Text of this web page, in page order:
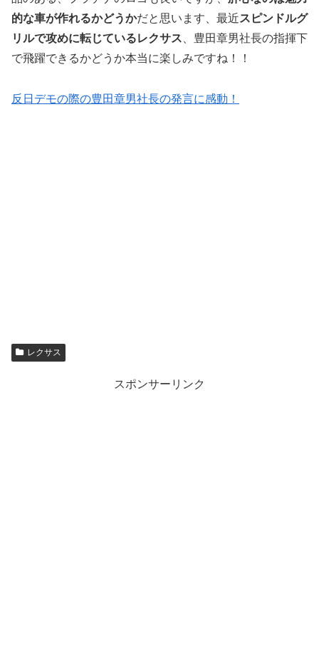
的な車が作れるかどうかだと思います、最近スピンドルグ
リルで攻めに転じているレクサス 、豊田章男社長の指揮下
で飛躍できるかどうか本当に楽しみですね！！
反日デモの際の豊田章男社長の発言に感動！
レクサス
スポンサーリンク